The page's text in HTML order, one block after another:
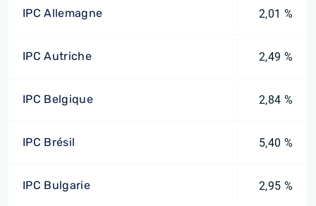
IPC Allemagne 2,01 %
IPC Autriche 2,49 %
IPC Belgique 2,84 %
IPC Brésil 5,40 %
IPC Bulgarie 2,95 %